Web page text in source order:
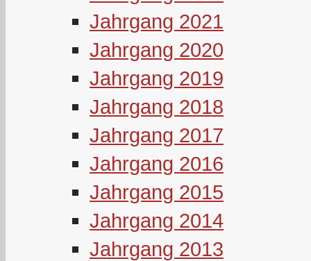
Jahrgang 2021
Jahrgang 2020
Jahrgang 2019
Jahrgang 2018
Jahrgang 2017
Jahrgang 2016
Jahrgang 2015
Jahrgang 2014
Jahrgang 2013